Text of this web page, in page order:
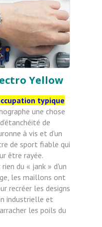
Yellow
typique
une chose
de
à vis et d'un
de sport fiable qui
être rayée.
du « jank » d'un
les maillons ont
recréer les designs
industrielle et
les poils du